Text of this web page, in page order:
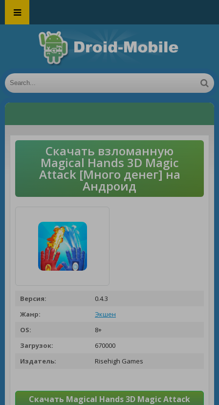
Скачать взломанную
Magical Hands 3D Magic
Attack [Много денег] на
Андроид
Версия:
0.4.3
Жанр:
Экшен
OS:
8+
Загрузок:
670000
Издатель:
Risehigh Games
Скачать Magical Hands 3D Magic Attack